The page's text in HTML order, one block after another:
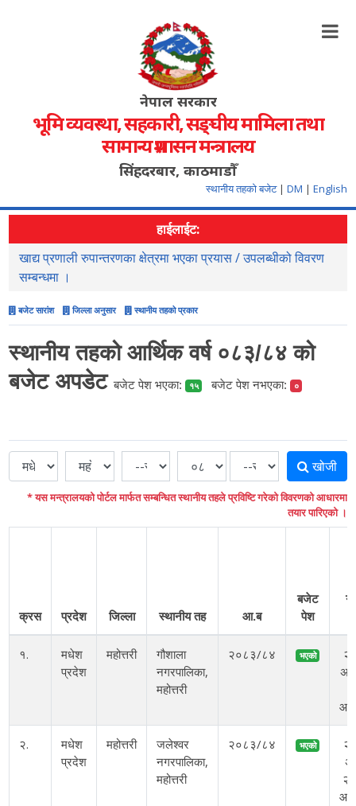
नेपाल सरकार
भूमि व्यवस्था, सहकारी, सङ्‍घीय मामिला तथा
सामान्य प्रशासन मन्त्रालय
सिंहदरबार, काठमाडौँ
स्थानीय तहको बजेट | DM | English
हाईलाईट:
खाद्य प्रणाली रुपान्तरणका क्षेत्रमा भएका प्रयास / उपलब्धीको विवरण
सम्बन्धमा ।
बजेट सारांश जिल्ला अनुसार स्थानीय तहको प्रकार
स्थानीय तहको आर्थिक वर्ष ०८३/८४ को
बजेट अपडेटबजेट पेश भएका: १५ बजेट पेश नभएका: ०
खोजी
* यस मन्त्रालयको पोर्टल मार्फत सम्बन्धित स्थानीय तहले प्रविष्टि गरेको विवरणको आधारमा
तयार पारिएको ।
क्रस प्रदेश जिल्ला स्थानीय तह आ.ब
बजेट
पेश
१.
मधेश
प्रदेश
महोत्तरी
गौशाला
नगरपालिका,
महोत्तरी
२०८३/८४ भएको
२.
मधेश
प्रदेश
महोत्तरी
जलेश्वर
नगरपालिका,
महोत्तरी
२०८३/८४ भएको